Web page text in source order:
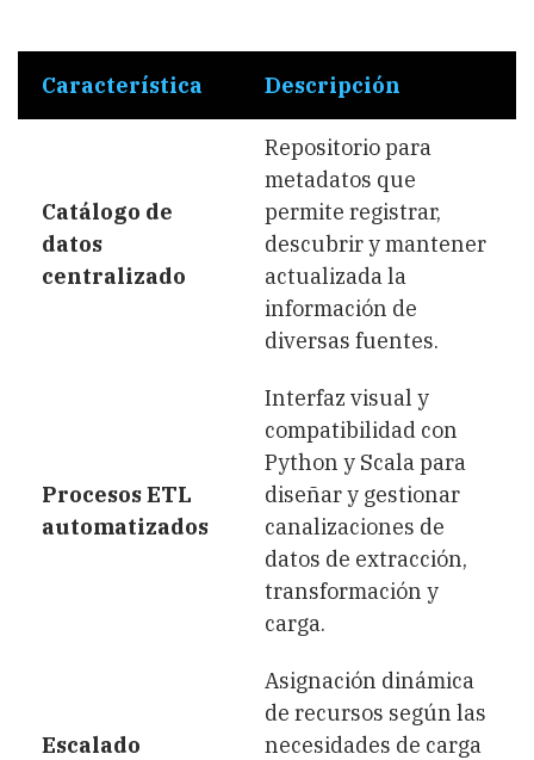
Característica Descripción
Catálogo de
datos
centralizado
Repositorio para
metadatos que
permite registrar,
descubrir y mantener
actualizada la
información de
diversas fuentes.
Procesos ETL
automatizados
Interfaz visual y
compatibilidad con
Python y Scala para
diseñar y gestionar
canalizaciones de
datos de extracción,
transformación y
carga.
Escalado
Asignación dinámica
de recursos según las
necesidades de carga